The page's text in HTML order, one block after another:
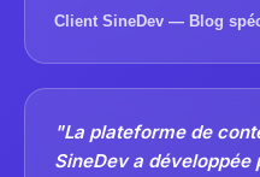
Client SineDev — Blog
"La plateforme de
SineDev a développée